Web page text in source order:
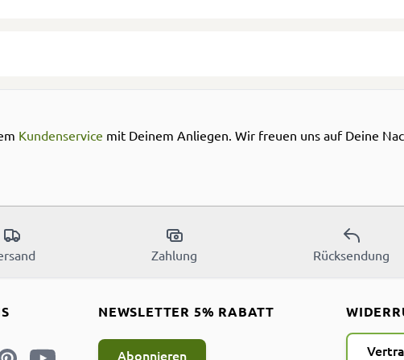
Kundenservice mit Deinem Anliegen. Wir freuen uns auf Deine
Zahlung Rücksendung
NEWSLETTER 5% RABATT
Abonnieren